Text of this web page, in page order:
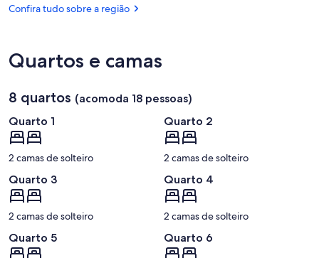
de
Confira tudo sobre a região
Quartos e camas
8 quartos (acomoda 18 pessoas)
Quarto 1
2 camas de solteiro
Quarto 2
2 camas de solteiro
Quarto 3
2 camas de solteiro
Quarto 4
2 camas de solteiro
Quarto 5 Quarto 6